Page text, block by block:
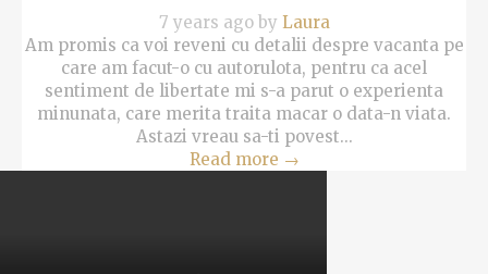
7 years ago by Laura
Am promis ca voi reveni cu detalii despre vacanta pe
care am facut-o cu autorulota, pentru ca acel
sentiment de libertate mi s-a parut o experienta
minunata, care merita traita macar o data-n viata.
Astazi vreau sa-ti povest...
Read more →